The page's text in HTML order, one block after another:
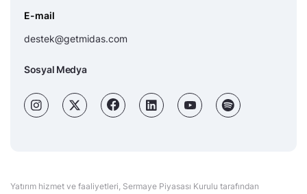
E-mail
destek@getmidas.com
Sosyal Medya
Yatırım hizmet ve faaliyetleri, Sermaye Piyasası Kurulu tarafından